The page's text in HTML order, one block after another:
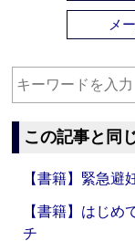
メ
この記事と同
【書籍】緊急避
【書籍】はじ
チ